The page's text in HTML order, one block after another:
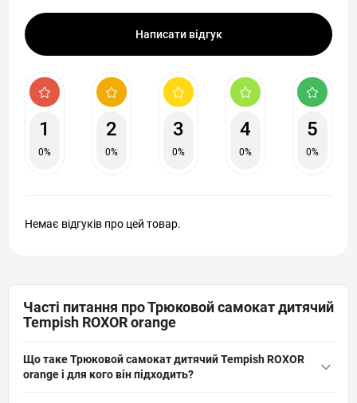
Написати відгук
1
0%
2
0%
3
0%
4
0%
5
0%
Немає відгуків про цей товар.
Часті питання про Трюковой самокат дитячий
Tempish ROXOR orange
Що таке Трюковой самокат дитячий Tempish ROXOR
orange і для кого він підходить?